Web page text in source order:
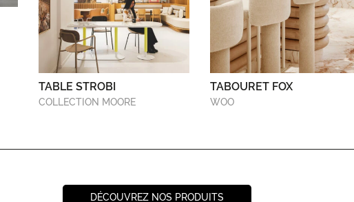
TABLE STROBI
COLLECTION MOORE
TABOURET FOX
WOO
DÉCOUVREZ NOS PRODUITS